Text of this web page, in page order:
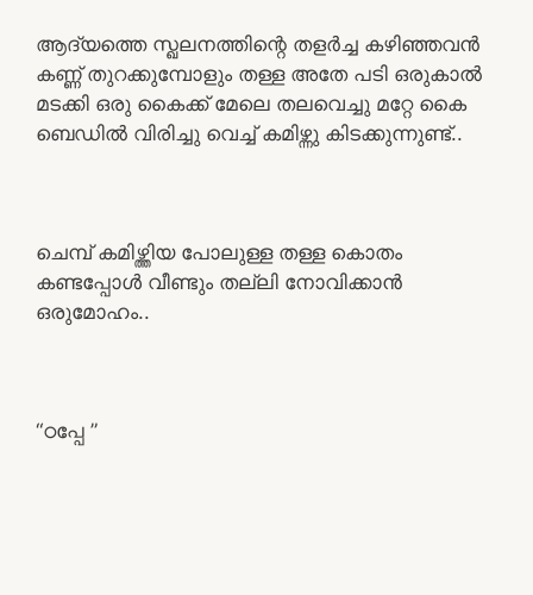
ആദ്യത്തെ സ്ഖലനത്തിന്റെ തളർച്ച കഴിഞ്ഞവൻ
കണ്ണ് തുറക്കുമ്പോളും തള്ള അതേ പടി ഒരുകാൽ
മടക്കി ഒരു കൈക്ക് മേലെ തലവെച്ചു മറ്റേ കൈ
ബെഡിൽ വിരിച്ചു വെച്ച് കമിഴ്ന്നു കിടക്കുന്നുണ്ട്..
ചെമ്പ് കമിഴ്ത്തിയ പോലുള്ള തള്ള കൊതം
കണ്ടപ്പോൾ വീണ്ടും തല്ലി നോവിക്കാൻ
ഒരുമോഹം..
“ഠപ്പേ ”